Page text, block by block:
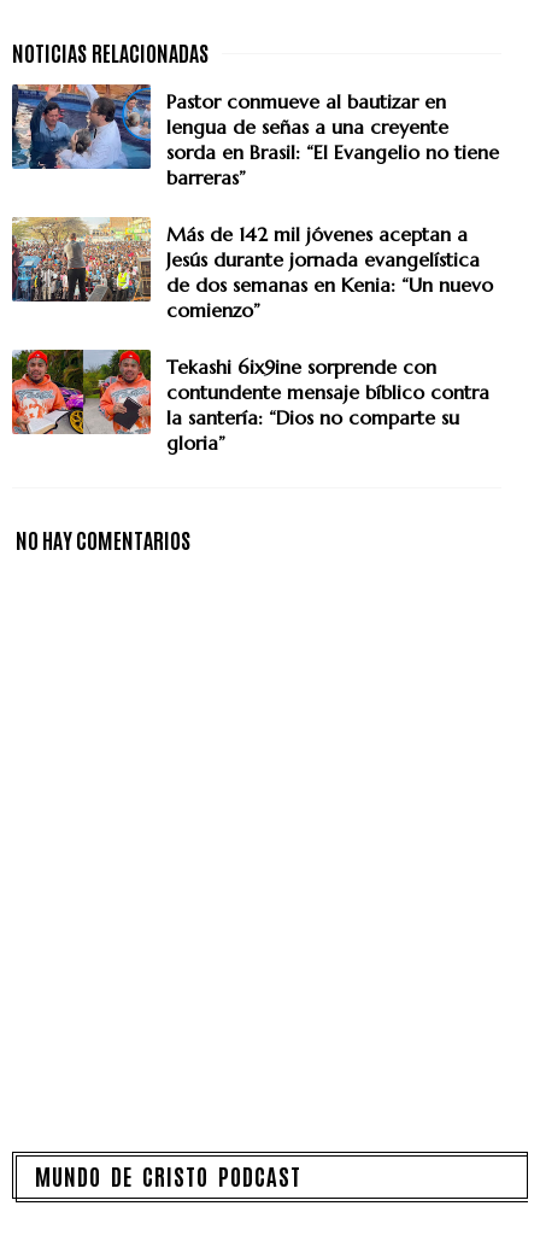
Pastor conmueve al bautizar en
lengua de señas a una creyente
sorda en Brasil: “El Evangelio no tiene
barreras”
Más de 142 mil jóvenes aceptan a
Jesús durante jornada evangelística
de dos semanas en Kenia: “Un nuevo
comienzo”
Tekashi 6ix9ine sorprende con
contundente mensaje bíblico contra
la santería: “Dios no comparte su
gloria”
NO HAY COMENTARIOS
MUNDO DE CRISTO PODCAST